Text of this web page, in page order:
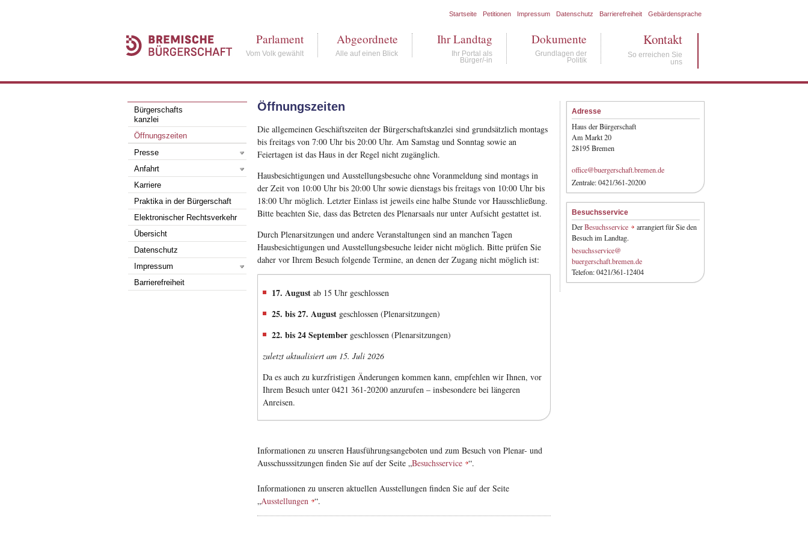
Startseite Petitionen Impressum Datenschutz Barrierefreiheit Gebärdensprache
Parlament
Vom Volk gewählt
Abgeordnete
Alle auf einen Blick
Ihr Landtag
Ihr Portal als
Bürger/-in
Dokumente
Grundlagen der
Politik
Kontakt
So erreichen Sie
uns
Bürgerschafts
kanzlei
Öffnungszeiten
Presse
Anfahrt
Karriere
Praktika in der Bürgerschaft
Elektronischer Rechtsverkehr
Übersicht
Datenschutz
Impressum
Barrierefreiheit
Adresse
Haus der Bürgerschaft
Am Markt 20
28195 Bremen
office@buergerschaft.bremen.de
Zentrale: 0421/361-20200
Besuchsservice
DerBesuchsservice
arrangiert für Sie den
Besuch im Landtag.
besuchsservice@
buergerschaft.bremen.de
Telefon: 0421/361-12404
Öffnungszeiten
Die allgemeinen Geschäftszeiten der Bürgerschaftskanzlei sind grundsätzlich montags
bis freitags von 7:00 Uhr bis 20:00 Uhr. Am Samstag und Sonntag sowie an
Feiertagen ist das Haus in der Regel nicht zugänglich.
Hausbesichtigungen und Ausstellungsbesuche ohne Voranmeldung sind montags in
der Zeit von 10:00 Uhr bis 20:00 Uhr sowie dienstags bis freitags von 10:00 Uhr bis
18:00 Uhr möglich. Letzter Einlass ist jeweils eine halbe Stunde vor Hausschließung.
Bitte beachten Sie, dass das Betreten des Plenarsaals nur unter Aufsicht gestattet ist.
Durch Plenarsitzungen und andere Veranstaltungen sind an manchen Tagen
Hausbesichtigungen und Ausstellungsbesuche leider nicht möglich. Bitte prüfen Sie
daher vor Ihrem Besuch folgende Termine, an denen der Zugang nicht möglich ist:
17. August ab 15 Uhr geschlossen
25. bis 27. August geschlossen (Plenarsitzungen)
22. bis 24 September geschlossen (Plenarsitzungen)
zuletzt aktualisiert am 15. Juli 2026
Da es auch zu kurzfristigen Änderungen kommen kann, empfehlen wir Ihnen, vor
Ihrem Besuch unter 0421 361-20200 anzurufen – insbesondere bei längeren
Anreisen.
Informationen zu unseren Hausführungsangeboten und zum Besuch von Plenar- und
Ausschusssitzungen finden Sie auf der Seite „Besuchsservice “.
Informationen zu unseren aktuellen Ausstellungen finden Sie auf der Seite
„Ausstellungen “.